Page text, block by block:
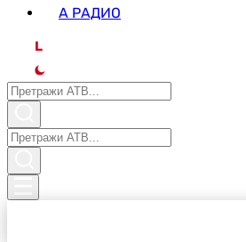
А РАДИО
L